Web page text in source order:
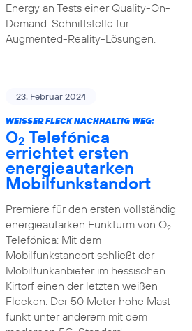
Energy an Tests einer Quality-On-
Demand-Schnittstelle für
Augmented-Reality-Lösungen.
23. Februar 2024
WEISSER FLECK NACHHALTIG WEG:
O2 Telefónica
errichtet ersten
energieautarken
Mobilfunkstandort
Premiere für den ersten vollständig
energieautarken Funkturm von O2
Telefónica: Mit dem
Mobilfunkstandort schließt der
Mobilfunkanbieter im hessischen
Kirtorf einen der letzten weißen
Flecken. Der 50 Meter hohe Mast
funkt unter anderem mit dem